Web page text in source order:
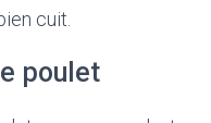
cuit.
poulet